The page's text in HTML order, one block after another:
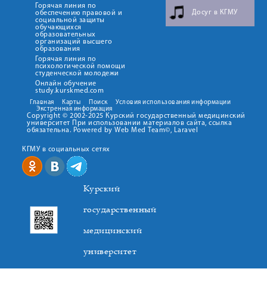
Горячая линия по
обеспечению правовой и
социальной защиты
обучающихся
образовательных
организаций высшего
образования
Горячая линия по
психологической помощи
студенческой молодежи
Онлайн обучение
study.kurskmed.com
Досуг в КГМУ
Главная Карты Поиск
Условия использования информации
Экстренная информация
Copyright © 2002-2025 Курский государственный медицинский
университет При использовании материалов сайта, ссылка
обязательна. Powered by Web Med Team©, Laravel
КГМУ в социальных сетях
Курский
государственный
медицинский
университет